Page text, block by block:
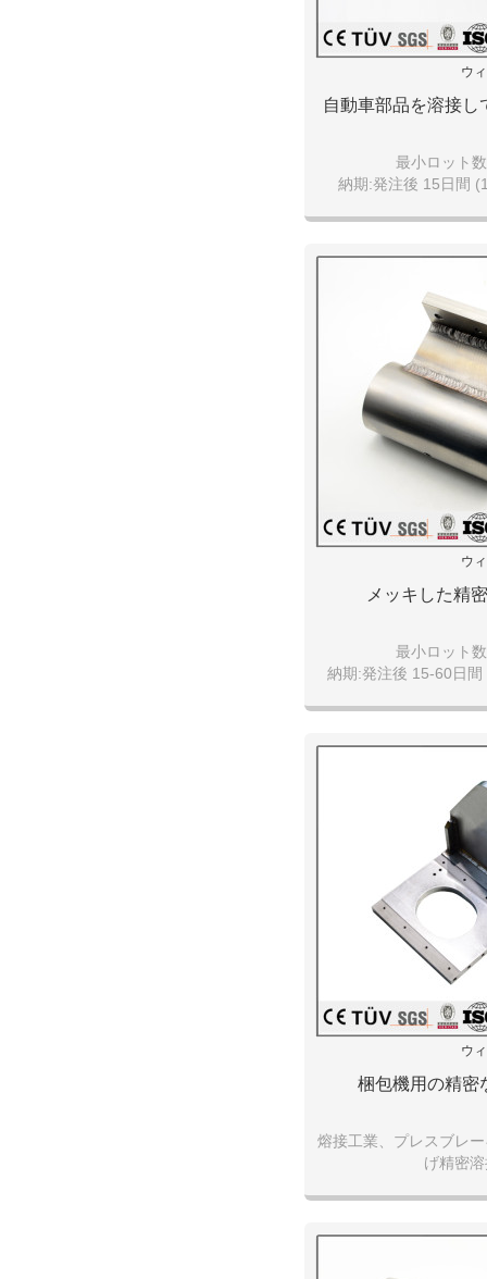
ウ
自動車部品を溶接し
最小ロット
納期:発注後 15日間
支払い条件: T/T、
ウ
メッキした精
最小ロット
納期:発注後 15-60日
支払い条件: T/T、
写真:有
ウ
梱包機用の精密
熔接工業、プレスブレ
げ精密